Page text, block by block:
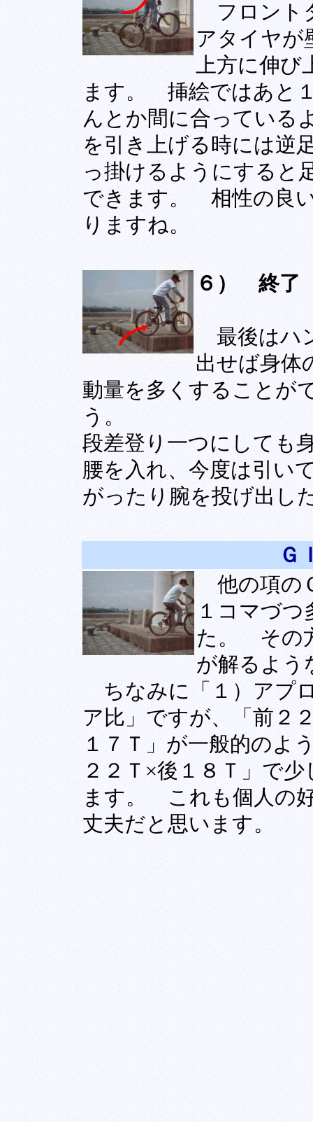
フロント
アタイヤが
上方に伸
ます。 挿絵ではあと
んとか間に合ってい
を引き上げる時には逆
っ掛けるようにすると
できます。 相性の良
りますね。
６） 終了
最後はハ
出せば身体
動量を多くすることが
う。
段差登り一つにして
腰を入れ、今度は引い
がったり腕を投げ出
Ｇ
他の項の
１コマづ
た。 その
が解るよ
ちなみに「１）アプ
ア比」ですが、「前２
１７Ｔ」が一般的の
２２Ｔ×後１８Ｔ」で
ます。 これも個人の
丈夫だと思います。